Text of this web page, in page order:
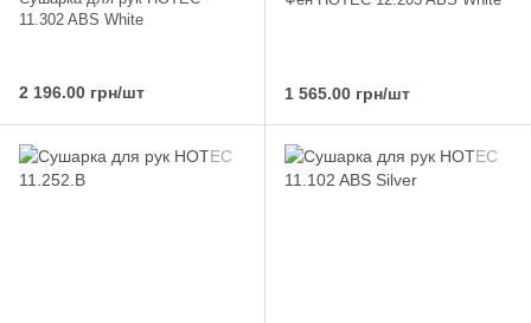
11.302 ABS White
2 196.00 грн/шт 1 565.00 грн/шт